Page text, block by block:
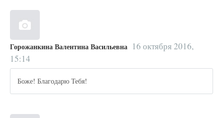
Горожанкина Валентина Васильевна 16 октября 2016,
15:14
Боже! Благодарю Тебя!